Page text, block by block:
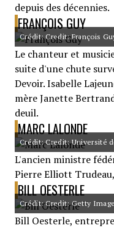
depuis des décennies.
FRANÇOIS GUY
Crédit: Credit: François
Le chanteur et
suite d'une chute
Devoir. Isabelle
mère Janette
deuil.
MARC LALONDE
Crédit: Credit: Université
L'ancien ministre
Pierre Elliott
BILL OESTERLE
Crédit: Credit: Getty
Bill Oesterle,